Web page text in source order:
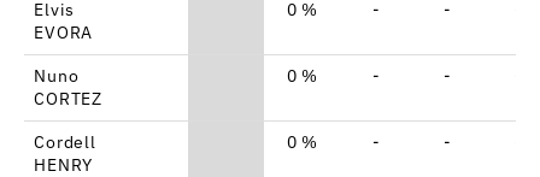
Elvis
EVORA
0 % - -
Nuno
CORTEZ
0 % - -
Cordell
HENRY
0 % - -